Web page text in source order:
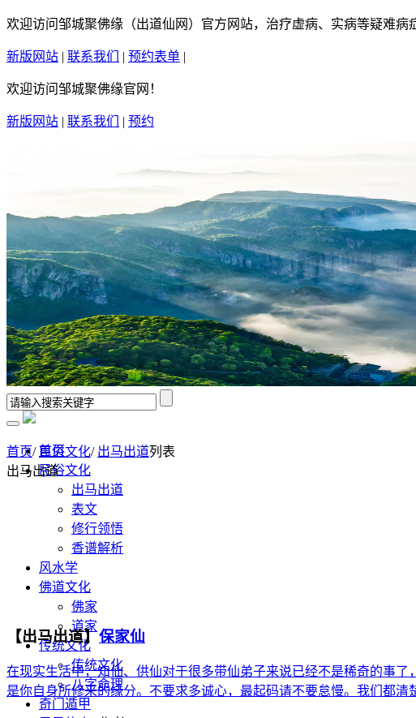
欢迎访问邹城聚佛缘（出道仙网）官方网站，治疗虚病、实病等疑难病
新版网站 | 联系我们 | 预约表单 |
欢迎访问邹城聚佛缘官网！
新版网站 | 联系我们 | 预约
首页
民俗文化
出马出道
表文
修行领悟
香谱解析
风水学
佛道文化
佛家
道家
传统文化
传统文化
八字命理
奇门遁甲
首页/民俗文化/ 出马出道列表
出马出道
【出马出道】保家仙
在现实生活中，知仙、供仙对于很多带仙弟子来说已经不是稀奇的事
是你自身所修来的缘分。不要求多诚心，最起码请不要怠慢。我们都清